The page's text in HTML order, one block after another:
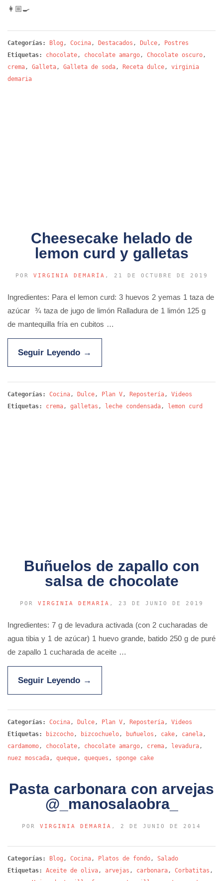
👩🏼‍🍳
Categorías: Blog , Cocina , Destacados , Dulce , Postres
Etiquetas:
chocolate , chocolate amargo , Chocolate oscuro ,
crema , Galleta , Galleta de soda , Receta dulce , virginia
demaria
Cheesecake helado de
lemon curd y galletas
POR VIRGINIA DEMARÍA , 21 DE OCTUBRE DE 2019
Ingredientes: Para el lemon curd: 3 huevos 2 yemas 1 taza de
azúcar ¾ taza de jugo de limón Ralladura de 1 limón 125 g
de mantequilla fría en cubitos …
Seguir Leyendo →
Categorías: Cocina, Dulce, Plan V, Repostería, Videos
Etiquetas:
crema, galletas , leche condensada, lemon curd
Buñuelos de zapallo con
salsa de chocolate
POR VIRGINIA DEMARÍA , 23 DE JUNIO DE 2019
Ingredientes: 7 g de levadura activada (con 2 cucharadas de
agua tibia y 1 de azúcar) 1 huevo grande, batido 250 g de puré
de zapallo 1 cucharada de aceite …
Seguir Leyendo →
Categorías: Cocina, Dulce, Plan V, Repostería, Videos
Etiquetas:
bizcocho, bizcochuelo, buñuelos , cake, canela,
cardamomo, chocolate, chocolate amargo, crema, levadura,
nuez moscada, queque, queques , sponge cake
Pasta carbonara con arvejas
@_manosalaobra_
POR VIRGINIA DEMARÍA , 2 DE JUNIO DE 2014
Categorías: Blog , Cocina, Platos de fondo, Salado
Etiquetas:
Aceite de oliva, arvejas , carbonara, Corbatitas ,